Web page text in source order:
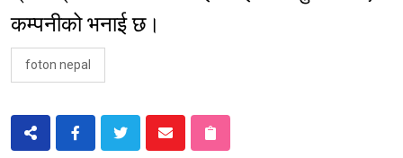
कम्पनीको भनाई छ।
foton nepal